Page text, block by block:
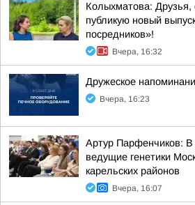
Колыхматова: Друзья,
публикую новый
посредников»!
Вчера, 16:32
Дружеское
Вчера, 16:23
Артур Парфенчиков:
ведущие генетики
карельских районов
Вчера, 16:07